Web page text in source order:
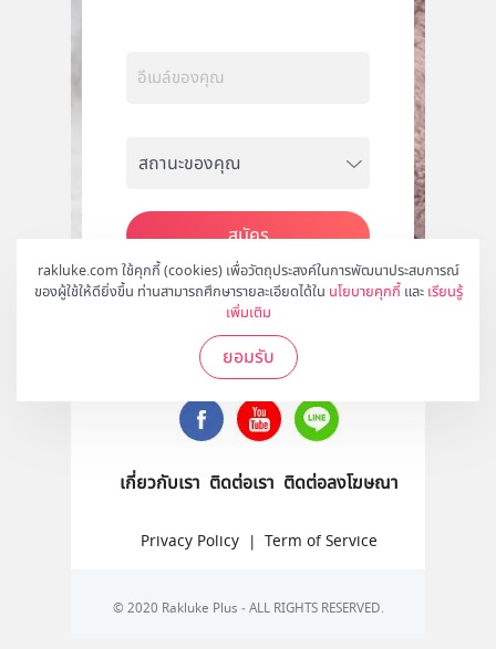
rakluke.com ใช้คุกกี้ (cookies) เพื่อวัตถุประสงค์ในการพัฒนาประสบการณ์
ของผู้ใช้ให้ดียิ่งขึ้น ท่านสามารถศึกษารายละเอียดได้ใน นโยบายคุกกี้ และ เรียนรู้
เพิ่มเติม
ยอมรับ
สมัคร
ติดตามเราได้ที่
เกี่ยวกับเรา ติดต่อเรา ติดต่อลงโฆษณา
Privacy Policy | Term of Service
© 2020 Rakluke Plus - ALL RIGHTS RESERVED.